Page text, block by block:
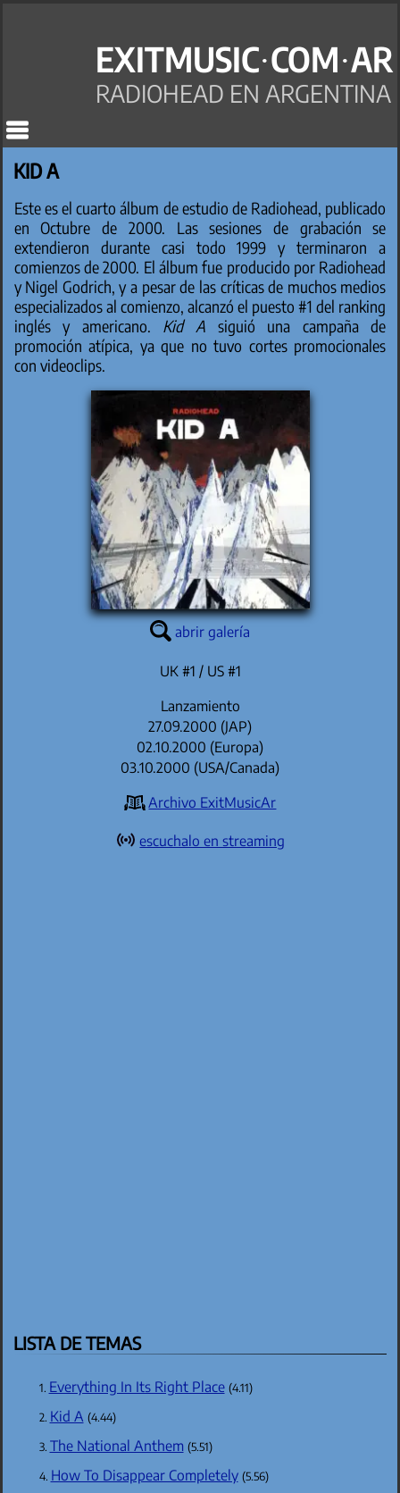
EXITMUSIC·COM·AR
RADIOHEAD EN ARGENTINA
KID A
Este es el cuarto álbum de estudio de Radiohead, publicado
en Octubre de 2000. Las sesiones de grabación se
extendieron durante casi todo 1999 y terminaron a
comienzos de 2000. El álbum fue producido por Radiohead
y Nigel Godrich, y a pesar de las críticas de muchos medios
especializados al comienzo, alcanzó el puesto #1 del ranking
inglés y americano. Kid A siguió una campaña de
promoción atípica, ya que no tuvo cortes promocionales
con videoclips.
abrir galería
UK #1 / US #1
Lanzamiento
27.09.2000 (JAP)
02.10.2000 (Europa)
03.10.2000 (USA/Canada)
Archivo ExitMusicAr
escuchalo en streaming
LISTA DE TEMAS
Everything In Its Right Place (4.11)
Kid A (4.44)
The National Anthem (5.51)
How To Disappear Completely (5.56)